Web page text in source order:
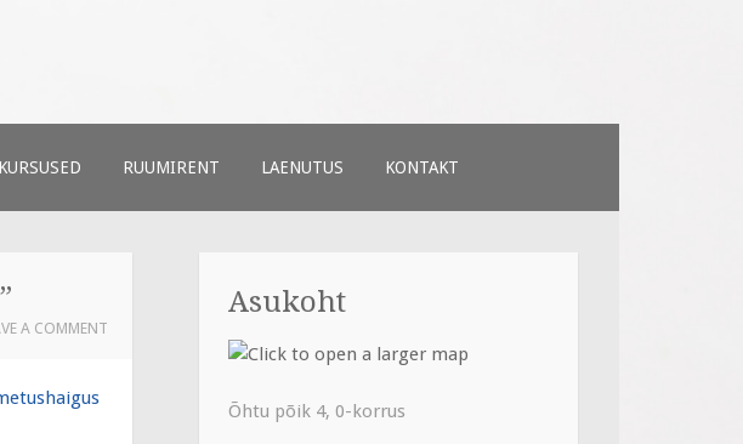
KURSUSED RUUMIRENT LAENUTUS KONTAKT
A COMMENT
Asukoht
Õhtu põik 4, 0-korrus